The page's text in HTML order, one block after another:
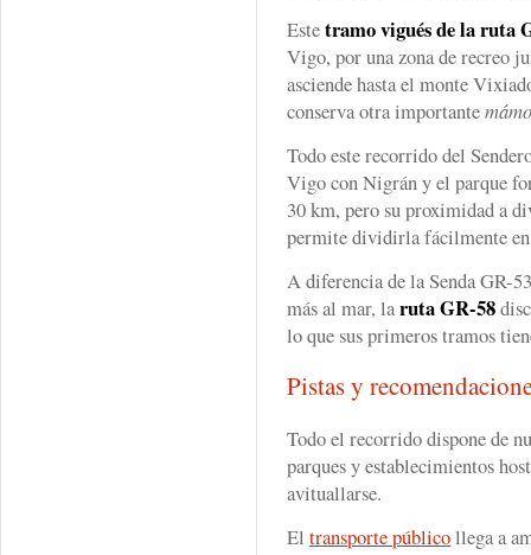
Estetramo vigués de laruta
Vigo, por una zona de recreo
asciende hasta el monte
conserva otra importante
Todo este recorrido del
Vigo con Nigrán y el parque
30 km, pero su proximidad a
permite dividirla fácilmente en
A diferencia de la Senda GR-
más al mar, laruta GR-58
lo que sus primeros tramos
Pistas y
Todo el recorrido dispone de
parques y establecimientos
avituallarse.
El transporte públicollega a